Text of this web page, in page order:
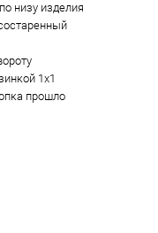
низу изделия
1х1
прошло